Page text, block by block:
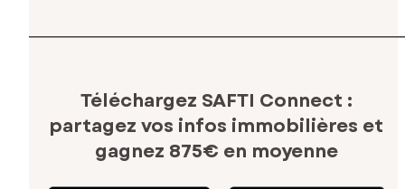
Téléchargez SAFTI Connect :
partagez vos infos immobilières et
gagnez 875€ en moyenne